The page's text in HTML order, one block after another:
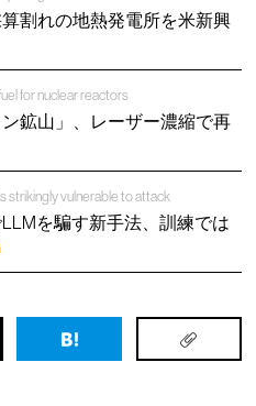
割れの地熱発電所を米新興
for nuclear reactors
鉱山」、レーザー濃縮で再
strikingly vulnerable to attack
を騙す新手法、訓練では